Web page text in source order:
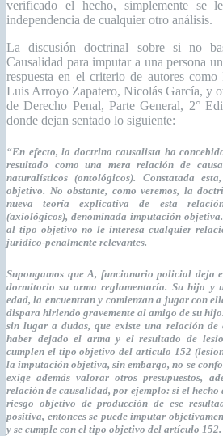
verificado el hecho, simplemente se
independencia de cualquier otro análisis.
La discusión doctrinal sobre si no
Causalidad para imputar a una persona
respuesta en el criterio de autores
Luis Arroyo Zapatero, Nicolás García, y
de Derecho Penal, Parte General, 2°
donde dejan sentado lo siguiente:
“En efecto, la doctrina causalista ha
resultado como una mera relación de
naturalísticos (ontológicos). Constatada
objetivo. No obstante, como veremos, la
nueva teoría explicativa de esta
(axiológicos), denominada imputación
al tipo objetivo no le interesa cualquier
jurídico-penalmente relevantes.
Supongamos que A, funcionario policial deja
dormitorio su arma reglamentaría. Su hijo y
edad, la encuentran y comienzan a jugar con
dispara hiriendo gravemente al amigo de su
sin lugar a dudas, que existe una relación de
haber dejado el arma y el resultado de
cumplen el tipo objetivo del articulo 152
la imputación objetiva, sin embargo, no se
exige además valorar otros presupuestos,
relación de causalidad, por ejemplo: si el
riesgo objetivo de producción de ese
positiva, entonces se puede imputar
y se cumple con el tipo objetivo del artículo 152.